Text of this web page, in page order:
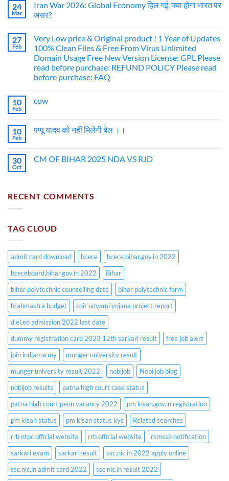
24
Mar
Iran War 2026: Global Economy हिल गई, क्या होगा भारत पर
असर?
27
Feb
Very Low price & Original product ! 1 Year of Updates
100% Clean Files & Free From Virus Unlimited
Domain Usage Free New Version License: GPL Please
read before purchase: REFUND POLICY Please read
before purchase: FAQ
10
Feb
cow
10
Feb
पप्पू यादव को नहीं मिलेगी बेल ।।
30
Oct
CM OF BIHAR 2025 NDA VS RJD
RECENT COMMENTS
TAG CLOUD
admit card download bcece
bcece.bihar.gov.in 2022
bceceboard.bihar.gov.in 2022
Bihar
bihar polytechnic counselling date
bihar polytechnic form
brahmastra budget
coir udyami yojana project report
d.el.ed admission 2022 last date
dummy registration card 2023 12th sarkari result
free job alert
join indian army
munger university result
munger university result 2022
nobijob
Nobi job blog
nobijob results
patna high court case status
patna high court peon vacancy 2022
pm kisan.gov.in registration
pm kisan status
pm kisan status kyc
Related searches
rrb ntpc official website
rrb official website
rsmssb notification
sarkari exam
sarkari result
ssc.nic.in 2022 apply online
ssc.nic.in admit card 2022
ssc.nic.in result 2022